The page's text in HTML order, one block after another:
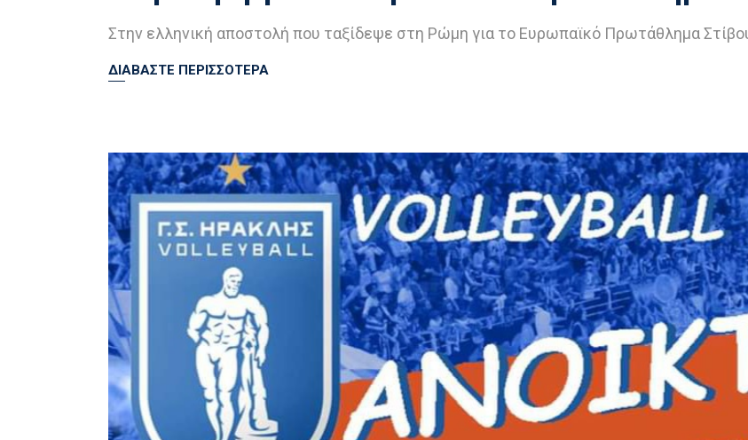
Στην ελληνική αποστολή που ταξίδεψε στη Ρώμη για το Ευρωπαϊκό Πρωτάθλημα
ΔΙΑΒΑΣΤΕ ΠΕΡΙΣΣΟΤΕΡΑ